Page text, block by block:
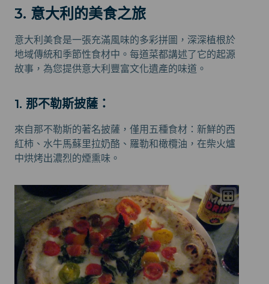
3. 意大利的美食之旅
意大利美食是一張充滿風味的多彩拼圖，深深植根於
地域傳統和季節性食材中。每道菜都講述了它的起源
故事，為您提供意大利豐富文化遺產的味道。
1. 那不勒斯披薩：
來自那不勒斯的著名披薩，僅用五種食材：新鮮的西
紅柿、水牛馬蘇里拉奶酪、羅勒和橄欖油，在柴火爐
中烘烤出濃烈的煙熏味。